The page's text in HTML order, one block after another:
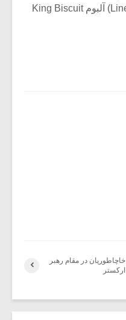
یادداشتهای داخل جلد (Liner Notes) آلبوم King Biscuit
خاچاطوریان در مقام رهبر
ارکستر